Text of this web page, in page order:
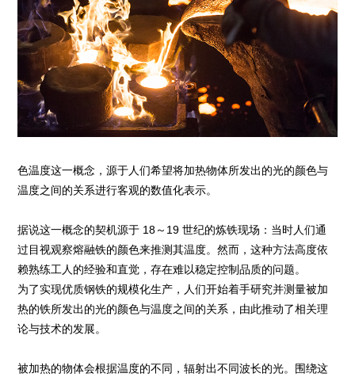
色温度这一概念，源于人们希望将加热物体所发出的光的颜色与
温度之间的关系进行客观的数值化表示。
据说这一概念的契机源于 18～19 世纪的炼铁现场：当时人们通
过目视观察熔融铁的颜色来推测其温度。然而，这种方法高度依
赖熟练工人的经验和直觉，存在难以稳定控制品质的问题。
为了实现优质钢铁的规模化生产，人们开始着手研究并测量被加
热的铁所发出的光的颜色与温度之间的关系，由此推动了相关理
论与技术的发展。
被加热的物体会根据温度的不同，辐射出不同波长的光。围绕这